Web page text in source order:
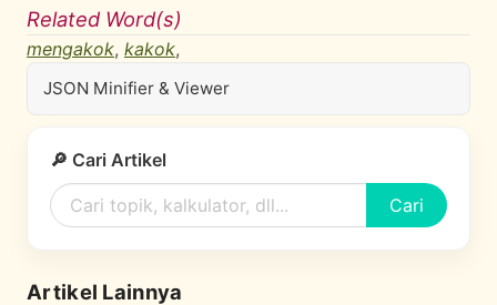
Related Word(s)
mengakok, kakok,
JSON Minifier & Viewer
🔎 Cari Artikel
Cari
Artikel Lainnya